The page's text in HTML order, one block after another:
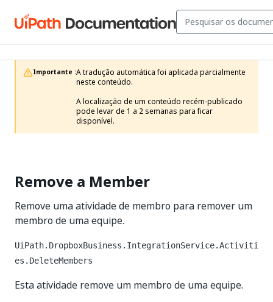
Importante :A tradução automática foi aplicada parcialmente
neste conteúdo.
A localização de um conteúdo recém-publicado
pode levar de 1 a 2 semanas para ficar
disponível.
Remove a Member
Remove uma atividade de membro para remover um
membro de uma equipe.
UiPath.DropboxBusiness.IntegrationService.Activiti
es.DeleteMembers
Esta atividade remove um membro de uma equipe.